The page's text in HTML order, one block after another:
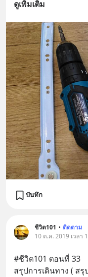
ดูเพิ่มเติม
บันทึก
ชีวิต101 • ติดตาม
10 ต.ค. 2019 เวลา
#ชีวิต101 ตอนที่ 33
สรุปการเดินทาง ( สรุ